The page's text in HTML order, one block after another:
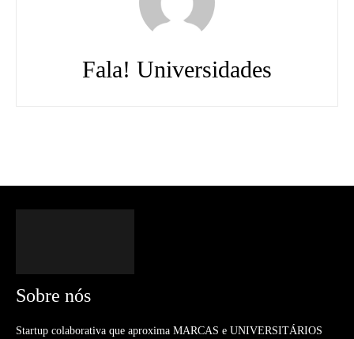
Fala! Universidades
Sobre nós
Startup colaborativa que aproxima MARCAS e UNIVERSITÁRIOS